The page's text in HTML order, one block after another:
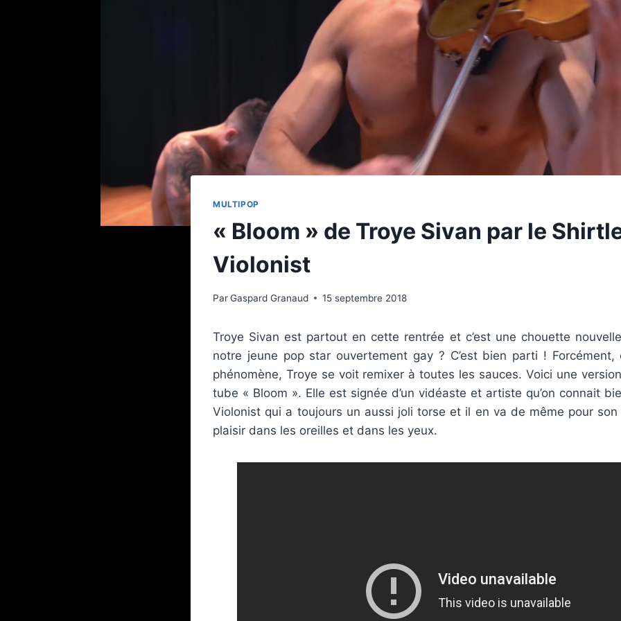
MULTIPOP
« Bloom » de Troye Sivan par le
Violonist
ParGaspard Granaud 15 septembre 2018
Troye Sivan est partout en cette rentrée et c’est une chouette
notre jeune pop star ouvertement gay ? C’est bien parti !
phénomène, Troye se voit remixer à toutes les sauces. Voici une
tube « Bloom ». Elle est signée d’un vidéaste et artiste qu’on connait
Violonist qui a toujours un aussi joli torse et il en va de même pour
plaisir dans les oreilles et dans les yeux.